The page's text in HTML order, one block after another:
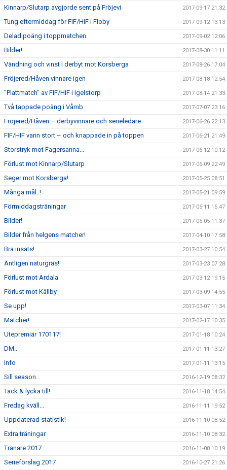
Kinnarp/Slutarp avgjorde sent på Fröjevi 2017-09-17 21:32
Tung eftermiddag för FIF/HIF i Floby 2017-09-12 13:13
Delad poäng i toppmatchen 2017-09-02 12:06
Bilder! 2017-08-30 11:11
Vändning och vinst i derbyt mot Korsberga 2017-08-26 17:04
Fröjered/Håven vinnare igen 2017-08-18 12:54
"Plattmatch" av FIF/HIF i Igelstorp 2017-08-14 21:33
Två tappade poäng i Våmb 2017-07-07 23:16
Fröjered/Håven – derbyvinnare och serieledare 2017-06-26 22:13
FIF/HIF vann stort – och knappade in på toppen 2017-06-21 21:49
Storstryk mot Fagersanna... 2017-06-12 10:12
Förlust mot Kinnarp/Slutarp 2017-06-09 22:49
Seger mot Korsberga! 2017-05-25 08:51
Många mål..! 2017-05-21 09:59
Förmiddagsträningar 2017-05-11 15:47
Bilder! 2017-05-05 11:37
Bilder från helgens matcher! 2017-04-10 17:58
Bra insats! 2017-03-27 10:54
Äntligen naturgräs! 2017-03-23 07:28
Förlust mot Ardala 2017-03-12 19:15
Förlust mot Källby 2017-03-09 14:55
Se upp! 2017-03-07 11:34
Matcher! 2017-02-17 10:35
Utepremiär 170117! 2017-01-18 10:24
DM.. 2017-01-11 13:27
Info 2017-01-11 13:15
Sill season... 2016-12-19 08:32
Tack & lycka till! 2016-11-18 14:54
Fredag kväll... 2016-11-11 19:52
Uppdaterad statistik! 2016-11-10 08:52
Extra träningar 2016-11-10 08:32
Tränare 2017 2016-11-08 10:19
Serieförslag 2017 2016-10-27 21:26